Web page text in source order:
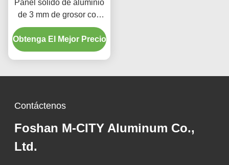
Panel sólido de aluminio
de 3 mm de grosor con
pintura PVDF para
revestimiento de fachada
personalizable
Obtenga El Mejor Precio
Contáctenos
Foshan M-CITY Aluminum Co.,
Ltd.